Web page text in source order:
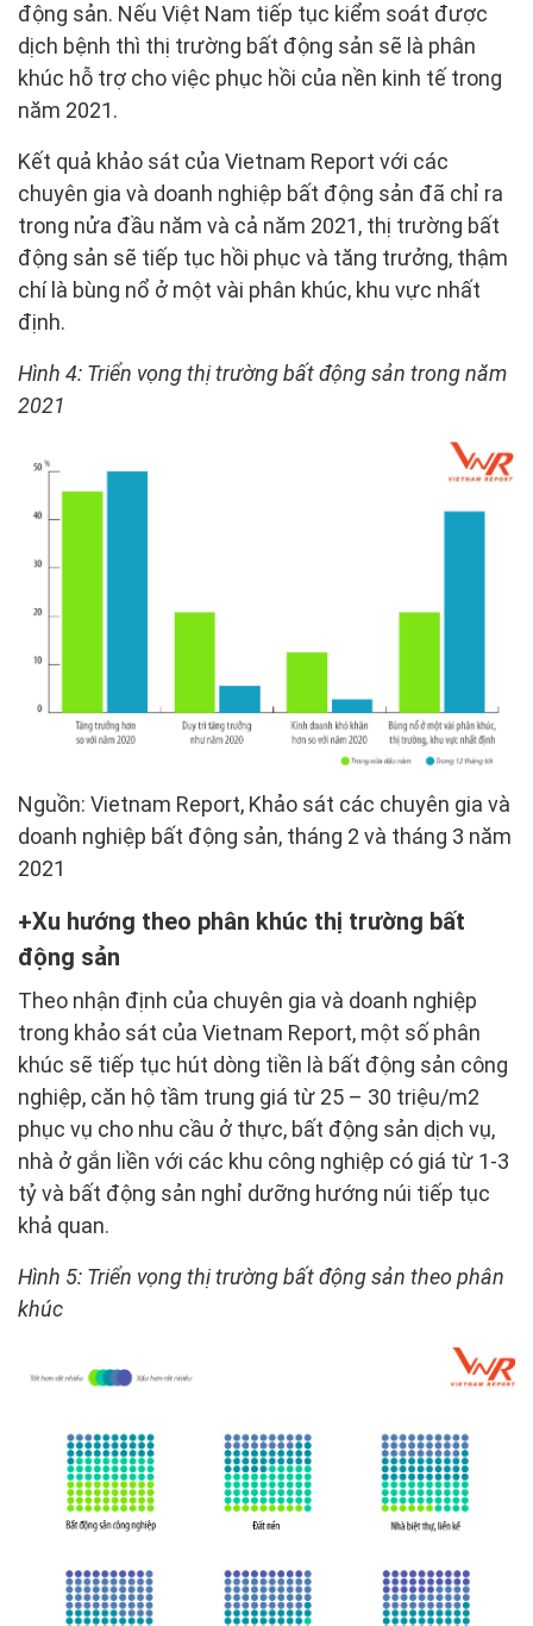
động sản. Nếu Việt Nam tiếp tục kiểm soát được
dịch bệnh thì thị trường bất động sản sẽ là phân
khúc hỗ trợ cho việc phục hồi của nền kinh tế trong
năm 2021.
Kết quả khảo sát của Vietnam Report với các
chuyên gia và doanh nghiệp bất động sản đã chỉ ra
trong nửa đầu năm và cả năm 2021, thị trường bất
động sản sẽ tiếp tục hồi phục và tăng trưởng, thậm
chí là bùng nổ ở một vài phân khúc, khu vực nhất
định.
Hình 4: Triển vọng thị trường bất động sản trong năm
2021
Nguồn: Vietnam Report, Khảo sát các chuyên gia và
doanh nghiệp bất động sản, tháng 2 và tháng 3 năm
2021
Xu hướng theo phân khúc thị trường bất
động sản
Theo nhận định của chuyên gia và doanh nghiệp
trong khảo sát của Vietnam Report, một số phân
khúc sẽ tiếp tục hút dòng tiền là bất động sản công
nghiệp, căn hộ tầm trung giá từ 25 – 30 triệu/m2
phục vụ cho nhu cầu ở thực, bất động sản dịch vụ,
nhà ở gắn liền với các khu công nghiệp có giá từ 1-3
tỷ và bất động sản nghỉ dưỡng hướng núi tiếp tục
khả quan.
Hình 5: Triển vọng thị trường bất động sản theo phân
khúc